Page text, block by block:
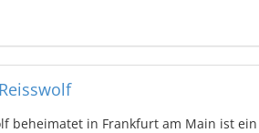
beheimatet in Frankfurt am Main ist ein